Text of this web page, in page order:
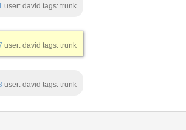
user: david tags: trunk
user: david tags: trunk
user: david tags: trunk